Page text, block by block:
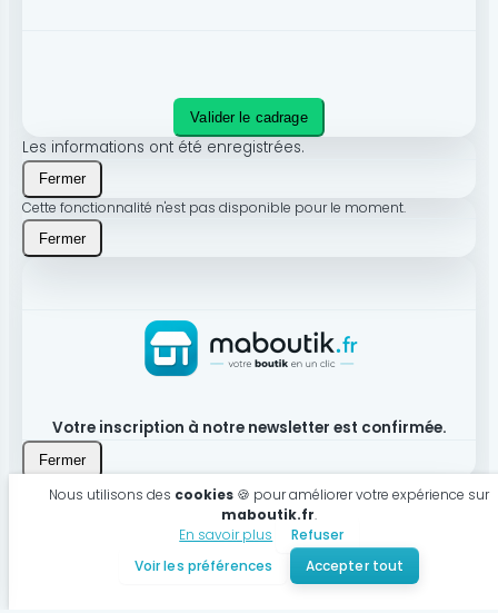
Valider le cadrage
Les informations ont été enregistrées.
Fermer
Cette fonctionnalité n'est pas disponible pour le moment.
Fermer
Votre inscription à notre newsletter est confirmée.
Fermer
Produit bien ajouté à votre panier
Continuer mes achats
Nous utilisons des cookies 🍪 pour améliorer votre expérience sur
maboutik.fr.
En savoir plus
Refuser
Voir les préférences
Accepter tout